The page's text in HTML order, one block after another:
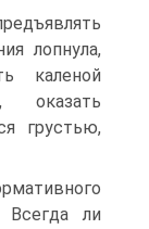
лопнула,
каленой
оказать
грустью,
Всегда ли